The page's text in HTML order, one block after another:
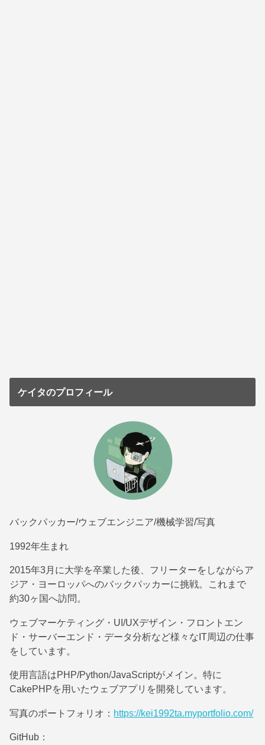
ケイタのプロフィール
バックパッカー/ウェブエンジニア/機械学習/写真
1992年生まれ
2015年3月に大学を卒業した後、フリーターをしながらア
ジア・ヨーロッパへのバックパッカーに挑戦。これまで
約30ヶ国へ訪問。
ウェブマーケティング・UI/UXデザイン・フロントエン
ド・サーバーエンド・データ分析など様々なIT周辺の仕事
をしています。
使用言語はPHP/Python/JavaScriptがメイン。特に
CakePHPを用いたウェブアプリを開発しています。
写真のポートフォリオ： https://kei1992ta.myportfolio.com/
GitHub：